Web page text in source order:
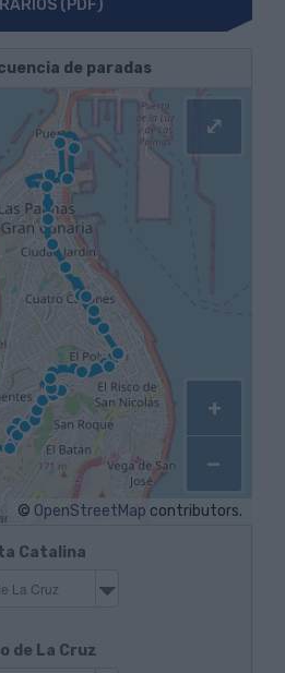
(PDF)
de paradas
+
−
© OpenStreetMap contributors.
⤢
Catalina
de La Cruz